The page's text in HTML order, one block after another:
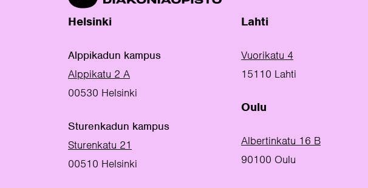
Helsinki
Alppikadun kampus
Alppikatu 2 A
00530 Helsinki
Sturenkadun kampus
Sturenkatu 21
00510 Helsinki
Lahti
Vuorikatu 4
15110 Lahti
Oulu
Albertinkatu 16 B
90100 Oulu